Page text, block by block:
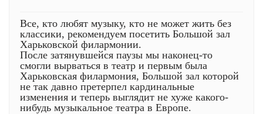
Все, кто любят музыку, кто не может жить без
классики, рекомендуем посетить Большой зал
Харьковской филармонии.
После затянувшейся паузы мы наконец-то
смогли вырваться в театр и первым была
Харьковская филармония, Большой зал которой
не так давно претерпел кардинальные
изменения и теперь выглядит не хуже какого-
нибудь музыкальное театра в Европе.